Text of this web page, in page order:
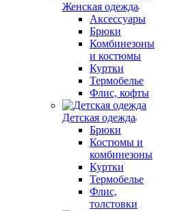
Женская одежда
Аксессуары
Брюки
Комбинезоны
и костюмы
Куртки
Термобелье
Флис, кофты
Детская одежда
Брюки
Костюмы и
комбинезоны
Куртки
Термобелье
Флис,
толстовки